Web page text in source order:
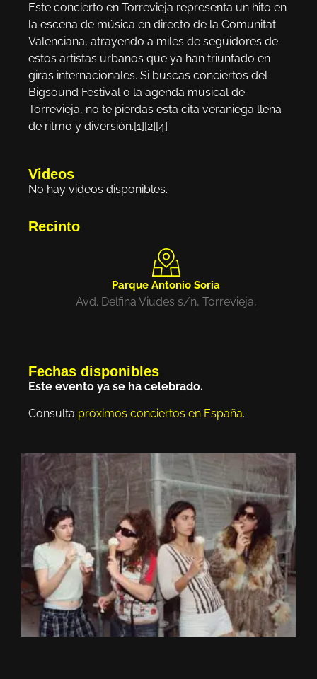
Este concierto en Torrevieja representa un hito en
la escena de música en directo de la Comunitat
Valenciana, atrayendo a miles de seguidores de
estos artistas urbanos que ya han triunfado en
giras internacionales. Si buscas conciertos del
Bigsound Festival o la agenda musical de
Torrevieja, no te pierdas esta cita veraniega llena
de ritmo y diversión.[1][2][4]
Videos
No hay videos disponibles.
Recinto
Parque Antonio Soria
Avd. Delfina Viudes s/n, Torrevieja,
Fechas disponibles
Este evento ya se ha celebrado.
Consulta próximos conciertos en España.